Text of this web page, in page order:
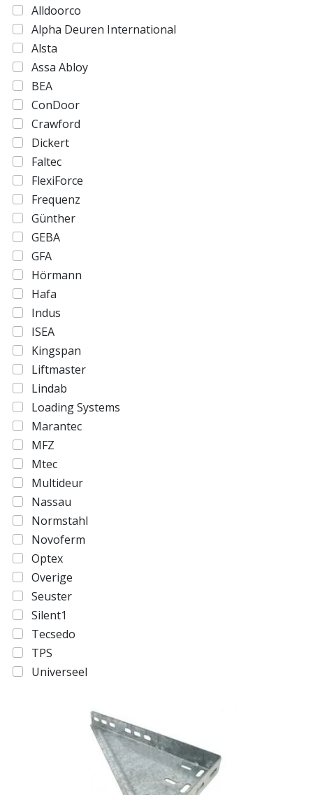
Alldoorco
Alpha Deuren International
Alsta
Assa Abloy
BEA
ConDoor
Crawford
Dickert
Faltec
FlexiForce
Frequenz
Günther
GEBA
GFA
Hörmann
Hafa
Indus
ISEA
Kingspan
Liftmaster
Lindab
Loading Systems
Marantec
MFZ
Mtec
Multideur
Nassau
Normstahl
Novoferm
Optex
Overige
Seuster
Silent1
Tecsedo
TPS
Universeel